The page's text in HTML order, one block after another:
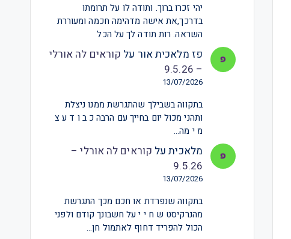
יהי זכרו ברוך. ותודה לו על תרומתו
בדרכך,את אישה מדהימה חכמה ומעוררת
השראה. רות תודה לך על הכל
פז מלאכית אור על קוראים לה אורלי
– 9.5.26
13/07/2026
בתקווה בשבילך שהתגרשת ממנו ניצלת
ותהני מכול יום בחייך עם הרבה כ ב ו ד ע צ
מ י מה…
מלאכיתעל קוראים לה אורלי –
9.5.26
13/07/2026
בתקווה שנפרדת או חכם מכך התגרשת
מהנרקיסט ש ח י י על חשבונך קודם ולפני
הכול להפריד דחוף לאתמול חן…